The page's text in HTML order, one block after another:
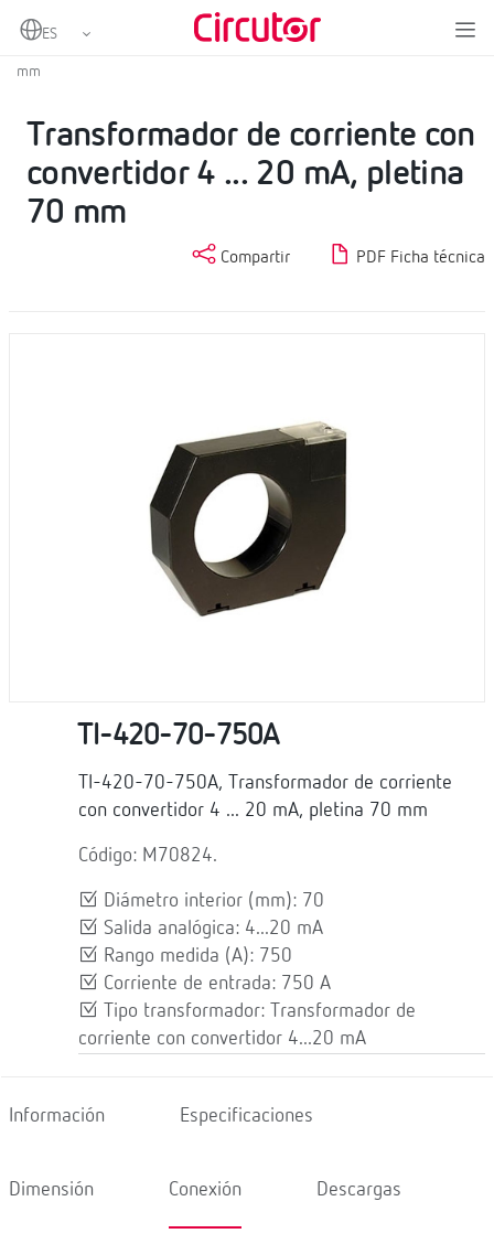
Home
Transformadores de corriente con convertidor
mm
Transformador de corriente con
convertidor 4 ... 20 mA, pletina
70 mm
Compartir PDF Ficha técnica
TI-420-70-750A
TI-420-70-750A, Transformador de corriente
con convertidor 4 ... 20 mA, pletina 70 mm
Código: M70824.
Diámetro interior (mm): 70
Salida analógica: 4...20 mA
Rango medida (A): 750
Corriente de entrada: 750 A
Tipo transformador: Transformador de
corriente con convertidor 4...20 mA
Información Especificaciones
Dimensión Conexión Descargas